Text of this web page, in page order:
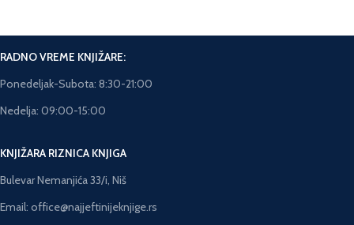
RADNO VREME KNJIŽARE:
Ponedeljak-Subota: 8:30-21:00
Nedelja: 09:00-15:00
KNJIŽARA RIZNICA KNJIGA
Bulevar Nemanjića 33/i, Niš
Email: office@najjeftinijeknjige.rs